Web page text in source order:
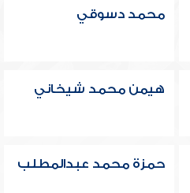
محمد دسوقي
هيمن محمد شيخاني
حمزة محمد عبدالمطلب